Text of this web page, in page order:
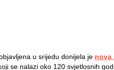
u srijedu donijela je nova
se nalazi oko 120 svjetlosnih